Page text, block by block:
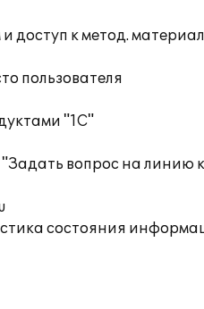
доступ к метод.
пользователя
"1С"
вопрос на линию
состояния